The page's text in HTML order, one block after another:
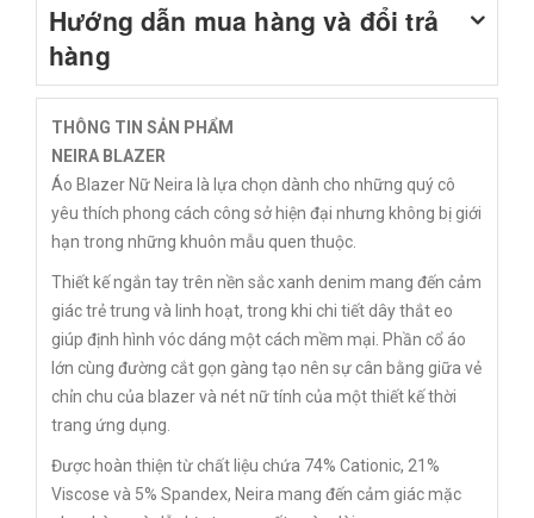
Hướng dẫn mua hàng và đổi trả
hàng
THÔNG TIN SẢN PHẨM
NEIRA BLAZER
Áo Blazer Nữ Neira là lựa chọn dành cho những quý cô
yêu thích phong cách công sở hiện đại nhưng không bị giới
hạn trong những khuôn mẫu quen thuộc.
Thiết kế ngắn tay trên nền sắc xanh denim mang đến cảm
giác trẻ trung và linh hoạt, trong khi chi tiết dây thắt eo
giúp định hình vóc dáng một cách mềm mại. Phần cổ áo
lớn cùng đường cắt gọn gàng tạo nên sự cân bằng giữa vẻ
chỉn chu của blazer và nét nữ tính của một thiết kế thời
trang ứng dụng.
Được hoàn thiện từ chất liệu chứa 74% Cationic, 21%
Viscose và 5% Spandex, Neira mang đến cảm giác mặc